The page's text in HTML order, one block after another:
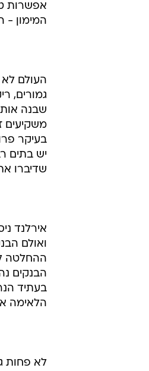
אפשרות
המימון -
העולם
גמורים,
שבנה
משקיעים
בעיקר
יש בתים
שדיברו
ואולם
ההחלטה
הבנקים
בעתיד
הלאימה
לא פחות